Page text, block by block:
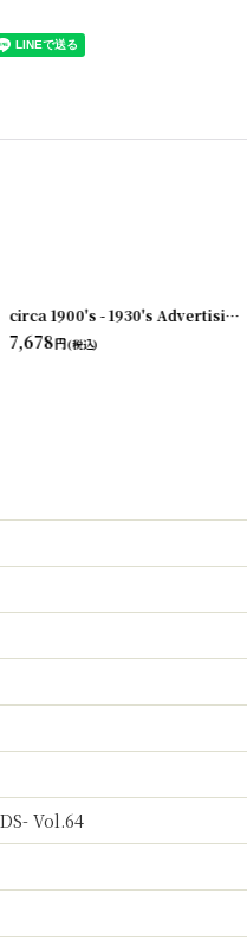
03] [231003-10
circa 1900's - 1930's Advertising Clip NORWICH・UNION...
7,678円(税込)
Vol.64